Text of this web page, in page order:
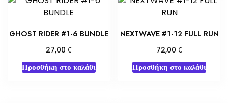
GHOST RIDER #1-6 BUNDLE
27,00 €
Προσθήκη στο καλάθι
NEXTWAVE #1-12 FULL RUN
72,00€
Προσθήκη στο καλάθι